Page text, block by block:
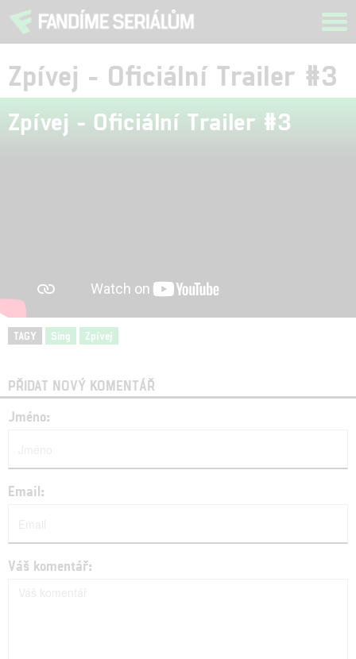
Zpívej - Oficiální Trailer #3
Zpívej - Oficiální Trailer #3
TAGY Sing Zpívej
PŘIDAT NOVÝ KOMENTÁŘ
Jméno:
Email:
Váš komentář: